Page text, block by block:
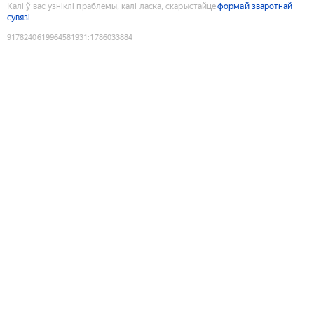
Калі ў вас узніклі праблемы, калі ласка, скарыстайцеформай зваротнай
сувязі
9178240619964581931 :1786033884